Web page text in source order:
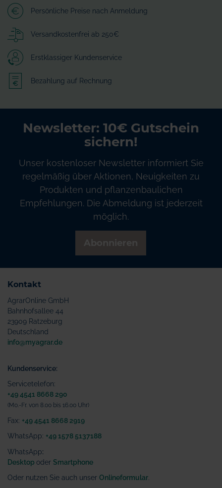
Persönliche Preise nach Anmeldung
Versandkostenfrei ab 250€
Erstklassiger Kundenservice
Bezahlung auf Rechnung
Newsletter: 10€ Gutschein
sichern!
Unser kostenloser Newsletter informiert Sie
regelmäßig über Aktionen, Neuigkeiten zu
Produkten und pflanzenbaulichen
Empfehlungen. Die Abmeldung ist jederzeit
möglich.
Kontakt
AgrarOnline GmbH
Bahnhofsallee 44
23909 Ratzeburg
Deutschland
info@myagrar.de
Kundenservice:
Servicetelefon:
+49 4541 8668 290
(Mo.-Fr. von 8.00 bis 16.00 Uhr)
Fax: +49 4541 8668 2919
WhatsApp: +49 1578 5137188
WhatsApp:
Desktop oder Smartphone
Oder nutzen Sie auch unser Onlineformular